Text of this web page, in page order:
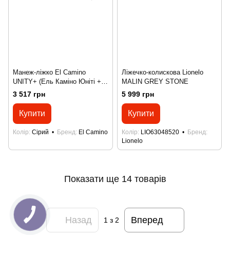
Манеж-ліжко El Camino
UNITY+ (Ель Каміно Юніті +)
ME 1098 Gray: складне, на
колесах, з пеленатором
3 517 грн
Купити
Колір Сірий Бренд El Camino
Ліжечко-колискова Lionelo
MALIN GREY STONE
5 999 грн
Купити
Колір LIO63048520
Бренд
Lionelo
Показати ще 14 товарів
Назад 1з 2 Вперед